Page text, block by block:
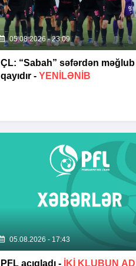
05.08.2026 - 23:09
ÇL: “Sabah” səfərdən məğlub
qayıdır - YENİLƏNİB
05.08.2026 - 17:43
PFL açıqladı -
İKİ KLUBUN ADI